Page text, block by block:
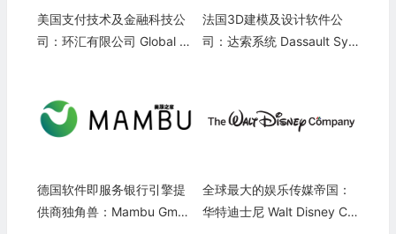
美国支付技术及金融科技公
司：环汇有限公司 Global P
法国3D建模及设计软件公
司：达索系统 Dassault Syst
德国软件即服务银行引擎提
供商独角兽：Mambu Gmb
全球最大的娱乐传媒帝国：
华特迪士尼 Walt Disney Co